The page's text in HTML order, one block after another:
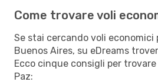
Come trovare voli
Se stai cercando voli economici
Buenos Aires, su eDreams
Ecco cinque consigli per
Paz: